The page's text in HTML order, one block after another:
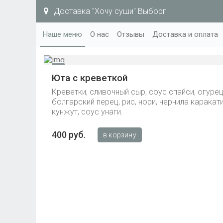
Доставка "Хочу суши" Выборг
Наше меню О нас Отзывы Доставка и оплата
Юта с креветкой
Креветки, сливочный сыр, соус спайси,
болгарский перец, рис, нори, чернила
кунжут, соус унаги.
400 руб. в корзину